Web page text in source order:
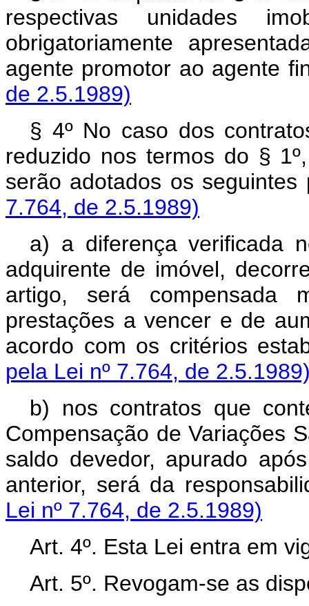
respectivas unidades
obrigatoriamente
agente promotor ao agente
de 2.5.1989)
§ 4º No caso dos
reduzido nos termos do §
serão adotados os
7.764, de 2.5.1989)
a) a diferença verificada
adquirente de imóvel,
artigo, será compensada
prestações a vencer e de
acordo com os critérios
pela Lei nº 7.764, de
b) nos contratos que
Compensação de Variações
saldo devedor, apurado
anterior, será da
Lei nº 7.764, de 2.5.1989)
Art. 4º. Esta Lei entra em
Art. 5º. Revogam-se as